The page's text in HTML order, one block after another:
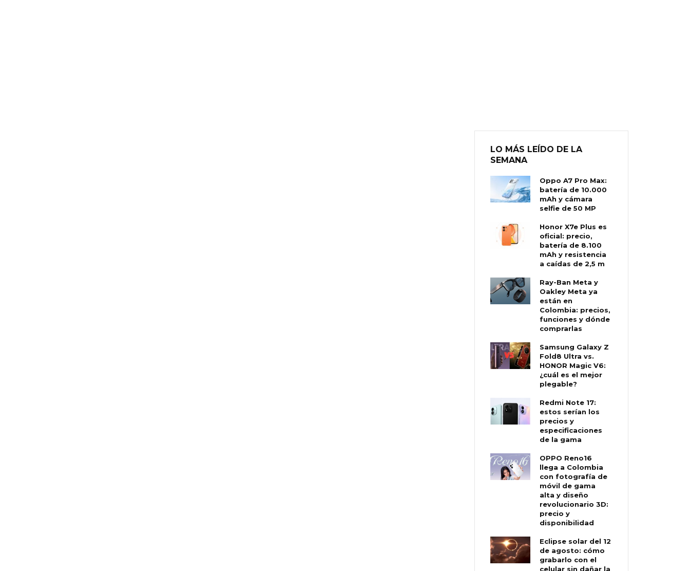
LO MÁS LEÍDO DE LA
SEMANA
Oppo A7 Pro Max:
batería de 10.000
mAh y cámara
selfie de 50 MP
Honor X7e Plus es
oficial: precio,
batería de 8.100
mAh y resistencia
a caídas de 2,5 m
Ray-Ban Meta y
Oakley Meta ya
están en
Colombia: precios,
funciones y dónde
comprarlas
Samsung Galaxy Z
Fold8 Ultra vs.
HONOR Magic V6:
¿cuál es el mejor
plegable?
Redmi Note 17:
estos serían los
precios y
especificaciones
de la gama
OPPO Reno16
llega a Colombia
con fotografía de
móvil de gama
alta y diseño
revolucionario 3D:
precio y
disponibilidad
Eclipse solar del 12
de agosto: cómo
grabarlo con el
celular sin dañar la